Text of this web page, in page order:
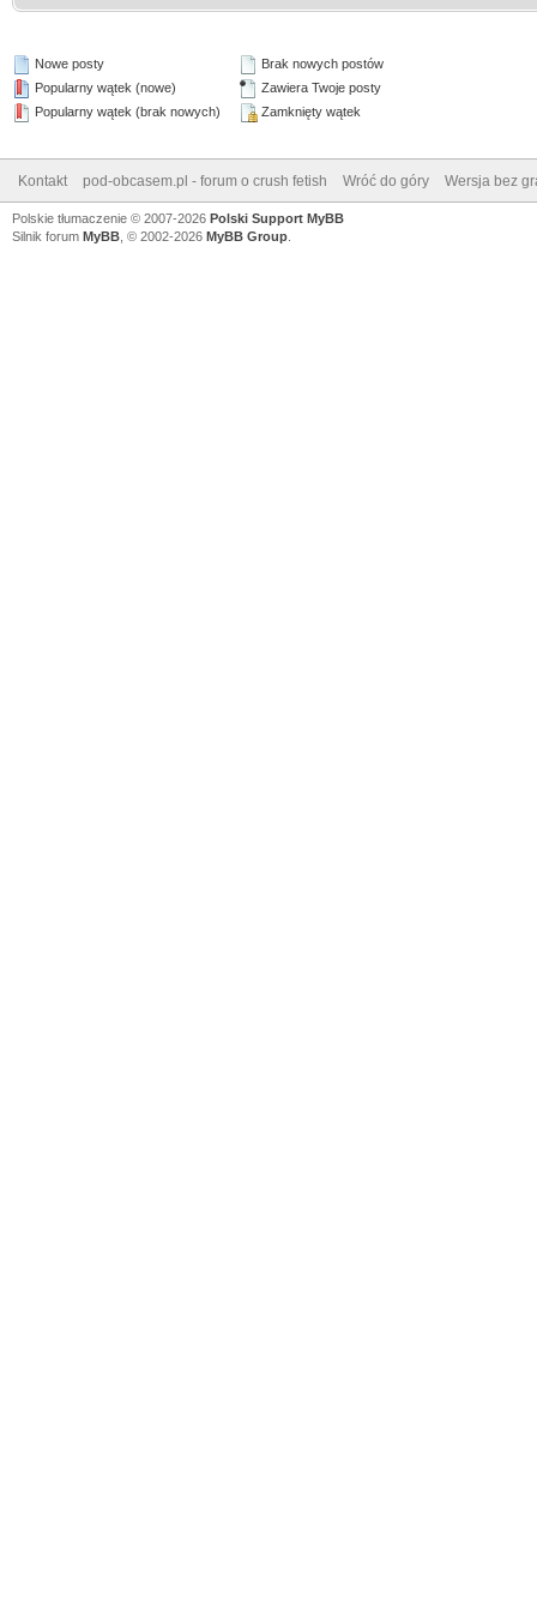
Nowe posty
Popularny wątek (nowe)
Popularny wątek (brak nowych)
Brak nowych postów
Zawiera Twoje posty
Zamknięty wątek
Kontakt pod-obcasem.pl - forum o crush fetish Wróć do góry Wersja bez
Polskie tłumaczenie © 2007-2026 Polski Support MyBB
Silnik forum MyBB , © 2002-2026 MyBB Group